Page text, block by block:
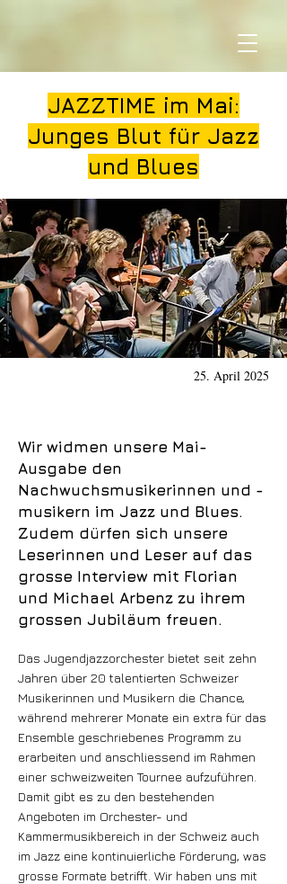
JAZZTIME im Mai:
Junges Blut für Jazz
und Blues
25. April 2025
Wir widmen unsere Mai-
Ausgabe den
Nachwuchsmusikerinnen und -
musikern im Jazz und Blues.
Zudem dürfen sich unsere
Leserinnen und Leser auf das
grosse Interview mit Florian
und Michael Arbenz zu ihrem
grossen Jubiläum freuen.
Das Jugendjazzorchester bietet seit zehn
Jahren über 20 talentierten Schweizer
Musikerinnen und Musikern die Chance,
während mehrerer Monate ein extra für das
Ensemble geschriebenes Programm zu
erarbeiten und anschliessend im Rahmen
einer schweizweiten Tournee aufzuführen.
Damit gibt es zu den bestehenden
Angeboten im Orchester- und
Kammermusikbereich in der Schweiz auch
im Jazz eine kontinuierliche Förderung, was
grosse Formate betrifft. Wir haben uns mit